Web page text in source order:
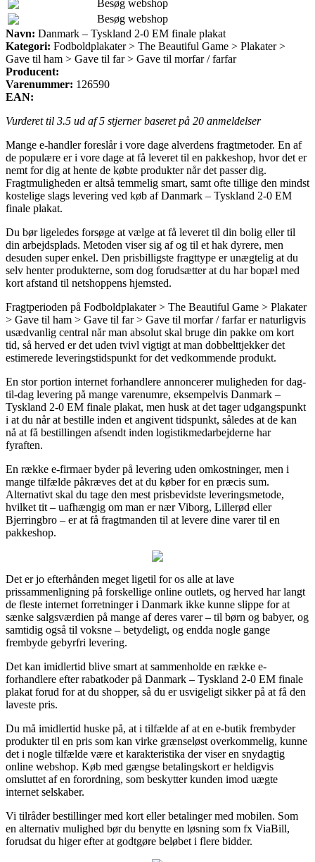
Besøg webshop
Besøg webshop
Navn: Danmark – Tyskland 2-0 EM finale plakat
Kategori: Fodboldplakater > The Beautiful Game > Plakater >
Gave til ham > Gave til far > Gave til morfar / farfar
Producent:
Varenummer: 126590
EAN:
Vurderet til 3.5 ud af 5 stjerner baseret på 20 anmeldelser
Mange e-handler foreslår i vore dage alverdens fragtmetoder. En af
de populære er i vore dage at få leveret til en pakkeshop, hvor det er
nemt for dig at hente de købte produkter når det passer dig.
Fragtmuligheden er altså temmelig smart, samt ofte tillige den mindst
kostelige slags levering ved køb af Danmark – Tyskland 2-0 EM
finale plakat.
Du bør ligeledes forsøge at vælge at få leveret til din bolig eller til
din arbejdsplads. Metoden viser sig af og til et hak dyrere, men
desuden super enkel. Den prisbilligste fragttype er unægtelig at du
selv henter produkterne, som dog forudsætter at du har bopæl med
kort afstand til netshoppens hjemsted.
Fragtperioden på Fodboldplakater > The Beautiful Game > Plakater
> Gave til ham > Gave til far > Gave til morfar / farfar er naturligvis
usædvanlig central når man absolut skal bruge din pakke om kort
tid, så herved er det uden tvivl vigtigt at man dobbelttjekker det
estimerede leveringstidspunkt for det vedkommende produkt.
En stor portion internet forhandlere annoncerer muligheden for dag-
til-dag levering på mange varenumre, eksempelvis Danmark –
Tyskland 2-0 EM finale plakat, men husk at det tager udgangspunkt
i at du når at bestille inden et angivent tidspunkt, således at de kan
nå at få bestillingen afsendt inden logistikmedarbejderne har
fyraften.
En række e-firmaer byder på levering uden omkostninger, men i
mange tilfælde påkræves det at du køber for en præcis sum.
Alternativt skal du tage den mest prisbevidste leveringsmetode,
hvilket tit – uafhængig om man er nær Viborg, Lillerød eller
Bjerringbro – er at få fragtmanden til at levere dine varer til en
pakkeshop.
Det er jo efterhånden meget ligetil for os alle at lave
prissammenligning på forskellige online outlets, og herved har langt
de fleste internet forretninger i Danmark ikke kunne slippe for at
sænke salgsværdien på mange af deres varer – til børn og babyer, og
samtidig også til voksne – betydeligt, og endda nogle gange
frembyde gebyrfri levering.
Det kan imidlertid blive smart at sammenholde en række e-
forhandlere efter rabatkoder på Danmark – Tyskland 2-0 EM finale
plakat forud for at du shopper, så du er usvigeligt sikker på at få den
laveste pris.
Du må imidlertid huske på, at i tilfælde af at en e-butik frembyder
produkter til en pris som kan virke grænseløst overkommelig, kunne
det i nogle tilfælde være et karakteristika der viser en snydagtig
online webshop. Køb med gængse betalingskort er heldigvis
omsluttet af en forordning, som beskytter kunden imod uægte
internet selskaber.
Vi tilråder bestillinger med kort eller betalinger med mobilen. Som
en alternativ mulighed bør du benytte en løsning som fx ViaBill,
forudsat du higer efter at godtgøre beløbet i flere bidder.